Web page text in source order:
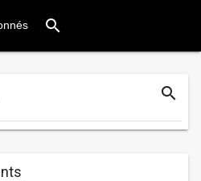
search
search